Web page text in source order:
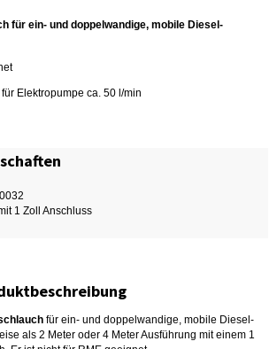
für ein- und doppelwandige, mobile Diesel-
Elektropumpe ca. 50 l/min
1 Zoll Anschluss
für ein- und doppelwandige, mobile Diesel-
als 2 Meter oder 4 Meter Ausführung mit einem 1